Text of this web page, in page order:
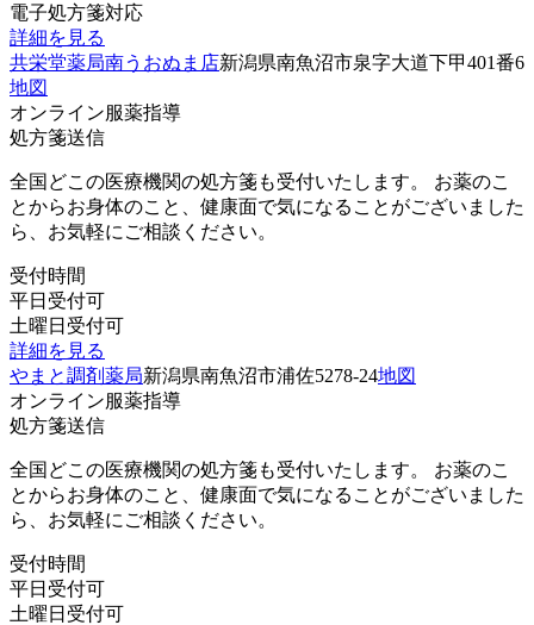
電子処方箋対応
詳細を見る
共栄堂薬局南うおぬま店新潟県南魚沼市泉字大道下甲401番6
地図
オンライン服薬指導
処方箋送信
全国どこの医療機関の処方箋も受付いたします。 お薬のこ
とからお身体のこと、健康面で気になることがございました
ら、お気軽にご相談ください。
受付時間
平日受付可
土曜日受付可
詳細を見る
やまと調剤薬局新潟県南魚沼市浦佐5278-24地図
オンライン服薬指導
処方箋送信
全国どこの医療機関の処方箋も受付いたします。 お薬のこ
とからお身体のこと、健康面で気になることがございました
ら、お気軽にご相談ください。
受付時間
平日受付可
土曜日受付可